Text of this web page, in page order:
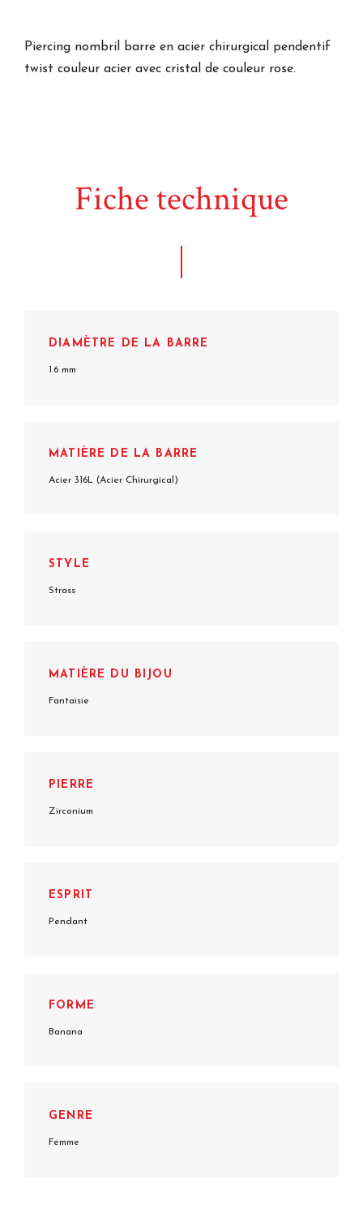
Piercing nombril barre en acier chirurgical pendentif
twist couleur acier avec cristal de couleur rose.
Fiche technique
DIAMÈTRE DE LA BARRE
1.6 mm
MATIÈRE DE LA BARRE
Acier 316L (Acier Chirurgical)
STYLE
Strass
MATIÈRE DU BIJOU
Fantaisie
PIERRE
Zirconium
ESPRIT
Pendant
FORME
Banana
GENRE
Femme